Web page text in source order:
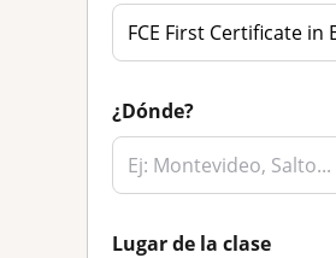
¿Dónde?
Lugar de la clase